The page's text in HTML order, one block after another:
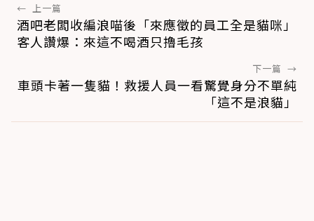
← 上一篇
酒吧老闆收編浪喵後「來應徵的員工全是貓咪」
客人讚爆：來這不喝酒只擼毛孩
下一篇 →
車頭卡著一隻貓！救援人員一看驚覺身分不單純
「這不是浪貓」